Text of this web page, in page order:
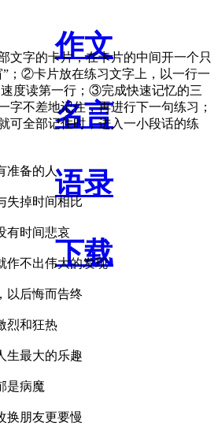
作文
名言
语录
下载
字的卡片，在卡片的中间开一个只
”；②卡片放在练习文字上，以一行一
度读第一行；③完成快速记忆的三
字不差地记住，再进行下一句练习；
可全部记住时，进入一小段话的练
备的人
掉时间相比
时间悲哀
不出伟大的发现
后悔而告终
和狂热
最大的乐趣
病魔
朋友更要慢